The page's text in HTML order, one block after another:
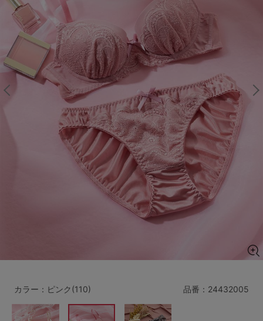
ルームウェア ライフスタイル
メンズ キッズ
マタニティ
サイズからブラを探す
A70 A75
B75 B80
C80 C85
E65 E70 E75 E80 E85
F65 F70
G65 G70 G75
すべてのサイズを表示する
品番： 24432005
カラー：ピンク(110)